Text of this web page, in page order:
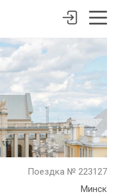
Поездка № 223127
Минск